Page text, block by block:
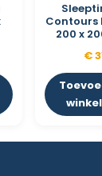
Contours
200 x
€